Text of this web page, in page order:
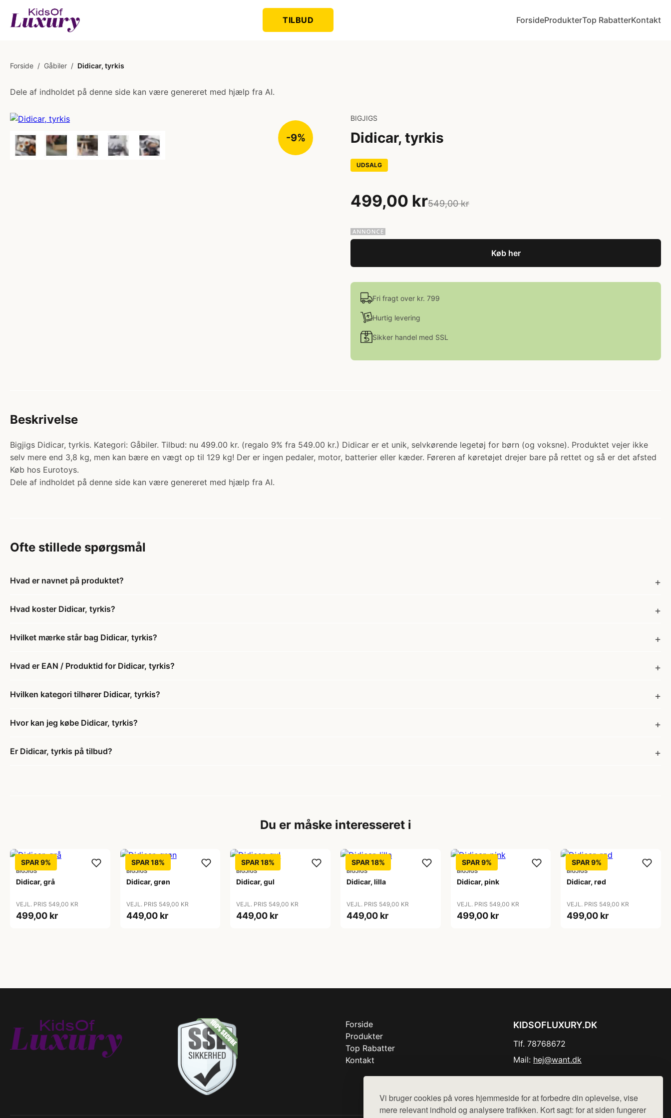
Vi bruger cookies på vores hjemmeside for at forbedre din oplevelse, vise
mere relevant indhold og analysere trafikken. Kort sagt: for at siden fungerer
TILBUD ForsideProdukterTop RabatterKontakt
Forside / Gåbiler / Didicar, tyrkis
Dele af indholdet på denne side kan være genereret med hjælp fra AI.
-9%
BIGJIGS
Didicar, tyrkis
UDSALG
499,00 kr549,00 kr
Køb her
Fri fragt over kr. 799
Hurtig levering
Sikker handel med SSL
Beskrivelse
Bigjigs Didicar, tyrkis. Kategori: Gåbiler. Tilbud: nu 499.00 kr. (regalo 9% fra 549.00 kr.) Didicar er et unik, selvkørende legetøj for børn (og voksne). Produktet vejer ikke
selv mere end 3,8 kg, men kan bære en vægt op til 129 kg! Der er ingen pedaler, motor, batterier eller kæder. Føreren af køretøjet drejer bare på rettet og så er det afsted
Køb hos Eurotoys.
Dele af indholdet på denne side kan være genereret med hjælp fra AI.
Ofte stillede spørgsmål
Hvad er navnet på produktet?
Hvad koster Didicar, tyrkis?
Hvilket mærke står bag Didicar, tyrkis?
Hvad er EAN / Produktid for Didicar, tyrkis?
Hvilken kategori tilhører Didicar, tyrkis?
Hvor kan jeg købe Didicar, tyrkis?
Er Didicar, tyrkis på tilbud?
Du er måske interesseret i
SPAR 9%
BIGJIGS
Didicar, grå
VEJL. PRIS 549,00 KR
499,00 kr
SPAR 18%
BIGJIGS
Didicar, grøn
VEJL. PRIS 549,00 KR
449,00 kr
SPAR 18%
BIGJIGS
Didicar, gul
VEJL. PRIS 549,00 KR
449,00 kr
SPAR 18%
BIGJIGS
Didicar, lilla
VEJL. PRIS 549,00 KR
449,00 kr
SPAR 9%
BIGJIGS
Didicar, pink
VEJL. PRIS 549,00 KR
499,00 kr
SPAR 9%
BIGJIGS
Didicar, rød
VEJL. PRIS 549,00 KR
499,00 kr
Forside
Produkter
Top Rabatter
Kontakt
KIDSOFLUXURY.DK
Tlf. 78768672
Mail: hej@want.dk